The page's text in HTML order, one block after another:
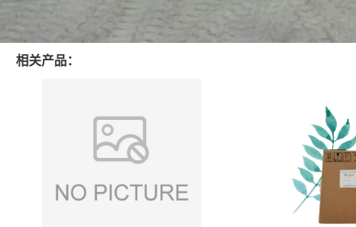
相关产品：